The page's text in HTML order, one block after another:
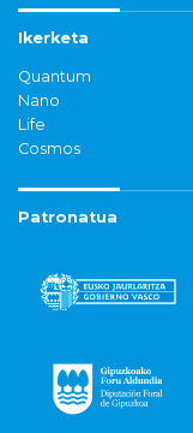
Ikerketa
Quantum
Nano
Life
Cosmos
Patronatua